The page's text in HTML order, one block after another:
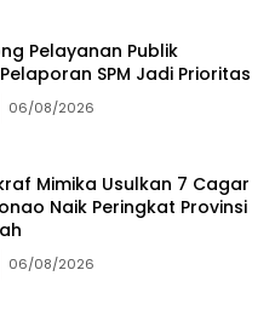
Pelayanan Publik
SPM Jadi Prioritas
06/08/2026
Mimika Usulkan 7 Cagar
Naik Peringkat Provinsi
06/08/2026